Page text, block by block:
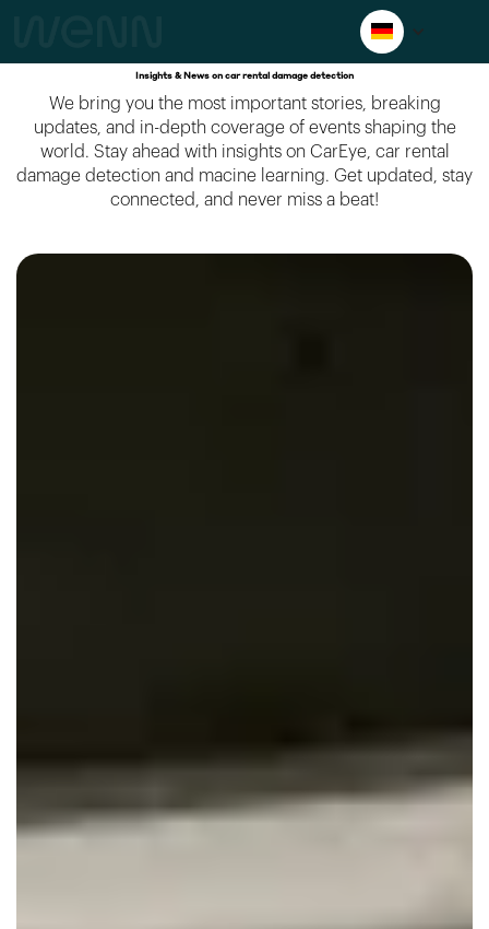
Insights & News on car rental damage detection
We bring you the most important stories, breaking
updates, and in-depth coverage of events shaping the
world. Stay ahead with insights on CarEye, car rental
damage detection and macine learning. Get updated, stay
connected, and never miss a beat!